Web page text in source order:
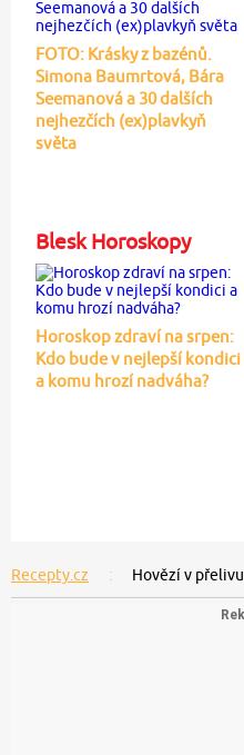
FOTO: Krásky z bazénů.
Simona Baumrtová, Bára
Seemanová a 30 dalších
nejhezčích (ex)plavkyň
světa
Blesk Horoskopy
Horoskop zdraví na srpen:
Kdo bude v nejlepší kondici
a komu hrozí nadváha?
Recepty.cz Hovězí v přelivu